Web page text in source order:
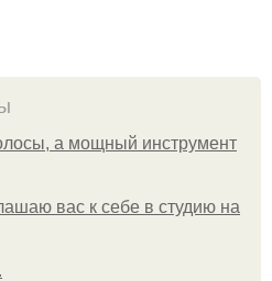
а мощный инструмент
вас к себе в студию на